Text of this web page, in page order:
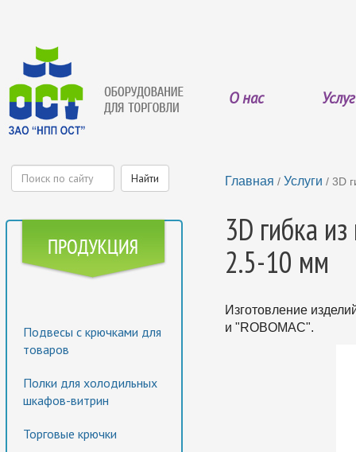
О нас
Подвесы с крючками для
товаров
Полки для холодильных
шкафов-витрин
Торговые крючки
Главная / Услуги / 3D
3D гибка
2.5-10 мм
Изготовление
и "ROBOMAC".